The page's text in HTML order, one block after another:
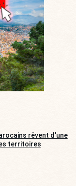
rêvent d’une
territoires